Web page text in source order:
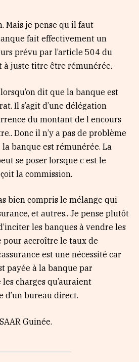
Mais je pense qu il faut
fait effectivement un
prévu par l’article 504 du
à juste titre être rémunérée.
dit que la banque est
Il s’agit d’une délégation
du montant de l encours
Donc il n’y a pas de problème
banque est rémunérée. La
se poser lorsque c est le
la commission.
bien compris le mélange qui
et autres.. Je pense plutôt
les banques à vendre les
pour accroître le taux de
est une nécessité car
payée à la banque par
les charges qu’auraient
d’un bureau direct.
Guinée.